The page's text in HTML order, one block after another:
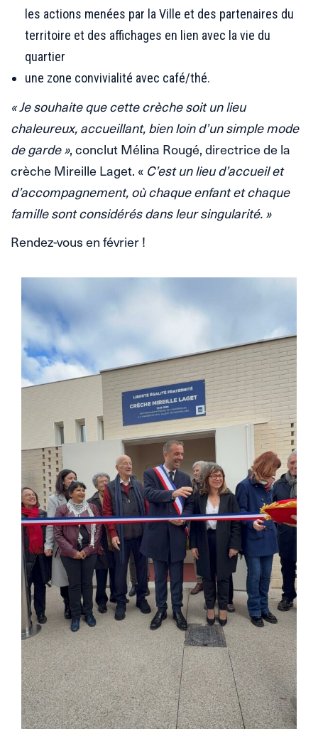
les actions menées par la Ville et des partenaires du
territoire et des affichages en lien avec la vie du
quartier
une zone convivialité avec café/thé.
« Je souhaite que cette crèche soit un lieu
chaleureux, accueillant, bien loin d’un simple mode
de garde », conclut Mélina Rougé, directrice de la
crèche Mireille Laget. « C’est un lieu d’accueil et
d’accompagnement, où chaque enfant et chaque
famille sont considérés dans leur singularité. »
Rendez-vous en février !